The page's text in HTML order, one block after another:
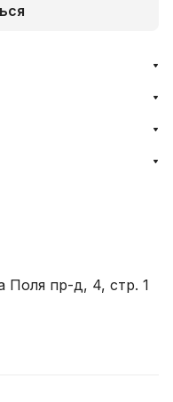
Поля пр-д, 4, стр. 1